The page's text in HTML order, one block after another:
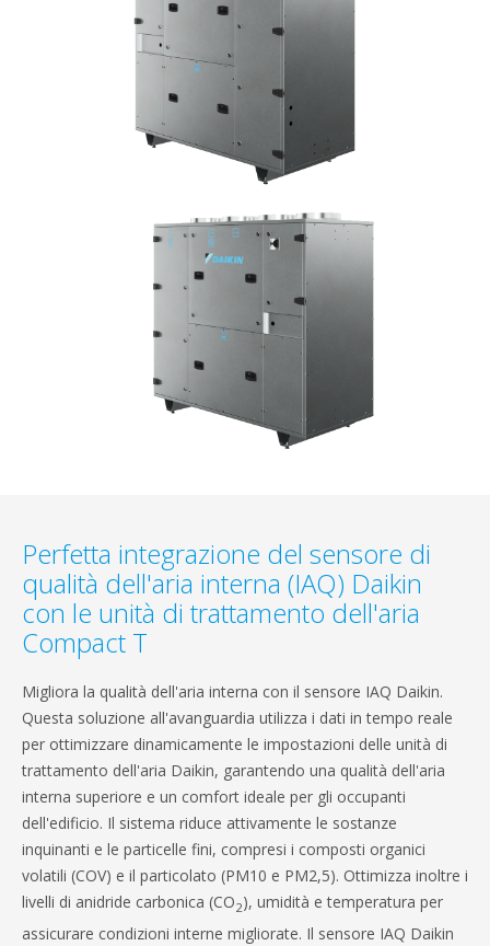
Perfetta integrazione del sensore di
qualità dell'aria interna (IAQ) Daikin
con le unità di trattamento dell'aria
Compact T
Migliora la qualità dell'aria interna con il sensore IAQ Daikin.
Questa soluzione all'avanguardia utilizza i dati in tempo reale
per ottimizzare dinamicamente le impostazioni delle unità di
trattamento dell'aria Daikin, garantendo una qualità dell'aria
interna superiore e un comfort ideale per gli occupanti
dell'edificio. Il sistema riduce attivamente le sostanze
inquinanti e le particelle fini, compresi i composti organici
volatili (COV) e il particolato (PM10 e PM2,5). Ottimizza inoltre i
livelli di anidride carbonica (CO2), umidità e temperatura per
assicurare condizioni interne migliorate. Il sensore IAQ Daikin